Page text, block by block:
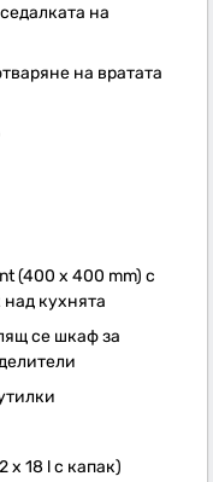
на
на вратата
(400 x 400 mm) с
кухнята
се шкаф за
x 18 l с капак)